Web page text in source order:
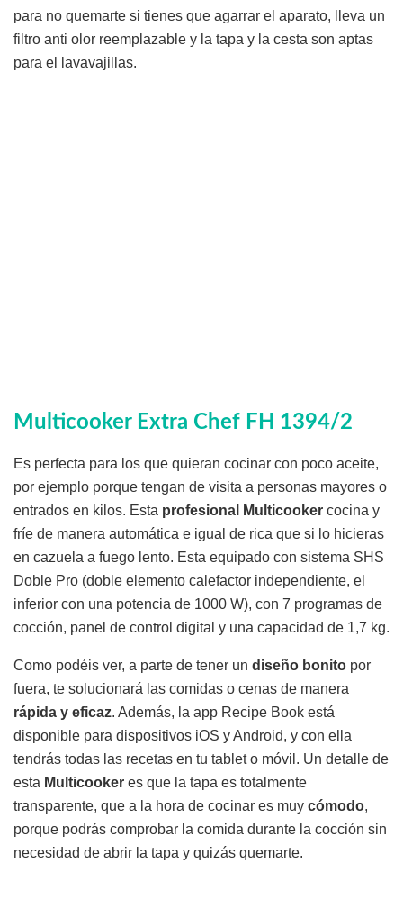
para no quemarte si tienes que agarrar el aparato, lleva un
filtro anti olor reemplazable y la tapa y la cesta son aptas
para el lavavajillas.
Multicooker Extra Chef FH 1394/2
Es perfecta para los que quieran cocinar con poco aceite,
por ejemplo porque tengan de visita a personas mayores o
entrados en kilos. Esta profesional Multicooker cocina y
fríe de manera automática e igual de rica que si lo hicieras
en cazuela a fuego lento. Esta equipado con sistema SHS
Doble Pro (doble elemento calefactor independiente, el
inferior con una potencia de 1000 W), con 7 programas de
cocción, panel de control digital y una capacidad de 1,7 kg.
Como podéis ver, a parte de tener un diseño bonito por
fuera, te solucionará las comidas o cenas de manera
rápida y eficaz. Además, la app Recipe Book está
disponible para dispositivos iOS y Android, y con ella
tendrás todas las recetas en tu tablet o móvil. Un detalle de
esta Multicooker es que la tapa es totalmente
transparente, que a la hora de cocinar es muy cómodo,
porque podrás comprobar la comida durante la cocción sin
necesidad de abrir la tapa y quizás quemarte.